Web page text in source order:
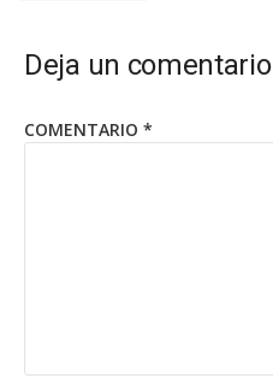
Deja un comentario
COMENTARIO *